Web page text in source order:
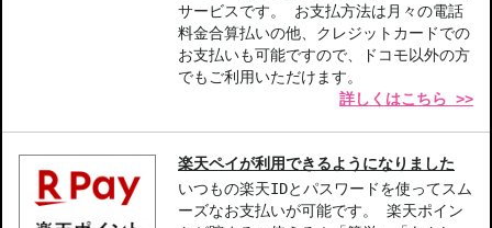
サービスです。 お支払方法は月々の電話
料金合算払いの他、クレジットカードでの
お支払いも可能ですので、ドコモ以外の方
でもご利用いただけます。
詳しくはこちら >>
楽天ペイが利用できるようになりました
いつもの楽天IDとパスワードを使ってスム
ーズなお支払いが可能です。 楽天ポイン